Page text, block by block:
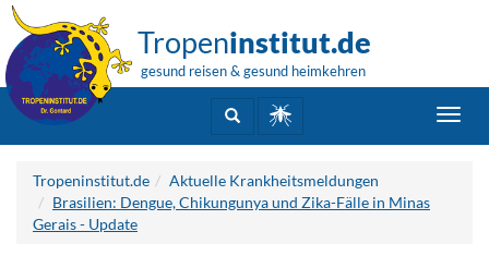
Tropeninstitut.de
gesund reisen & gesund heimkehren
Tropeninstitut.de
Aktuelle Krankheitsmeldungen
Brasilien: Dengue, Chikungunya und Zika-Fälle in Minas
Gerais - Update